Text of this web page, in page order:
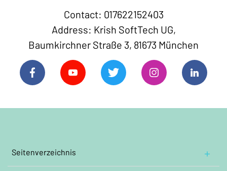
Contact: 017622152403
Address: Krish SoftTech UG,
Baumkirchner Straße 3, 81673 München
Seitenverzeichnis